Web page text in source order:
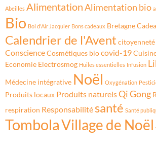
Abeilles AlimentationAlimentation bio
Bio Bol d'Air Jacquier Bons cadeaux Bretagne
Calendrier de l'Aventcitoyenneté
ConscienceCosmétiques biocovid-19
Economie Electrosmog Huiles essentielles Infusion
Médecine intégrative Noël Oxygénation
Produits locaux Produits naturelsQi Gong
respiration Responsabilité santé Santé
TombolaVillage de Noël